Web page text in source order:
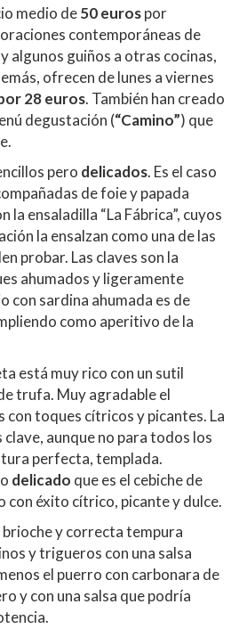
medio de50 eurospor
contemporáneas de
algunos guiños a otras cocinas,
ofrecen de lunes a viernes
28 euros. También han creado
degustación (“Camino”) que
pero delicados. Es el caso
de foie y papada
la ensaladilla “La Fábrica”, cuyos
la ensalzan como una de las
probar. Las claves son la
ahumados y ligeramente
con sardina ahumada es de
como aperitivo de la
está muy rico con un sutil
trufa. Muy agradable el
con toques cítricos y picantes. La
clave, aunque no para todos los
perfecta, templada.
delicado que es el cebiche de
con éxito cítrico, picante y dulce.
y correcta tempura
y trigueros con una salsa
el puerro con carbonara de
y con una salsa que podría